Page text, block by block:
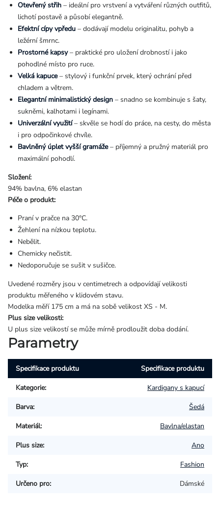
Otevřený střih – ideální pro vrstvení a vytváření různých outfitů,
lichotí postavě a působí elegantně.
Efektní cípy vpředu – dodávají modelu originalitu, pohyb a
ležérní šmrnc.
Prostorné kapsy– praktické pro uložení drobností i jako
pohodlné místo pro ruce.
Velká kapuce– stylový i funkční prvek, který ochrání před
chladem a větrem.
Elegantní minimalistický design – snadno se kombinuje s šaty,
sukněmi, kalhotami i legínami.
Univerzální využití– skvěle se hodí do práce, na cesty, do města
i pro odpočinkové chvíle.
Bavlněný úplet vyšší gramáže– příjemný a pružný materiál pro
maximální pohodlí.
Složení:
94% bavlna, 6% elastan
Péče o produkt:
Praní v pračce na 30°C.
Žehlení na nízkou teplotu.
Nebělit.
Chemicky nečistit.
Nedoporučuje se sušit v sušičce.
Uvedené rozměry jsou v centimetrech a odpovídají velikosti
produktu měřeného v klidovém stavu.
Modelka měří 175 cm a má na sobě velikost XS - M.
Plus size velikosti:
U plus size velikostí se může mírně prodloužit doba dodání.
Parametry
Specifikace produktu Specifikace produktu
Kategorie: Kardigany s kapucí
Barva: Šedá
Materiál: Bavlna/elastan
Plus size: Ano
Typ: Fashion
Určeno pro: Dámské